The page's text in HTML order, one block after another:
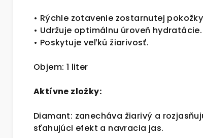
• Rýchle zotavenie zostarnutej
• Udržuje optimálnu úroveň hydratácie.
• Poskytuje veľkú žiarivosť.
Objem: 1 liter
Aktívne zložky:
Diamant: zanecháva žiarivý a
sťahujúci efekt a navracia jas.